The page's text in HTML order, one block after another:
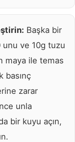
Başka bir
ve 10g tuzu
maya ile temas
basınç
zarar
unla
bir kuyu açın,